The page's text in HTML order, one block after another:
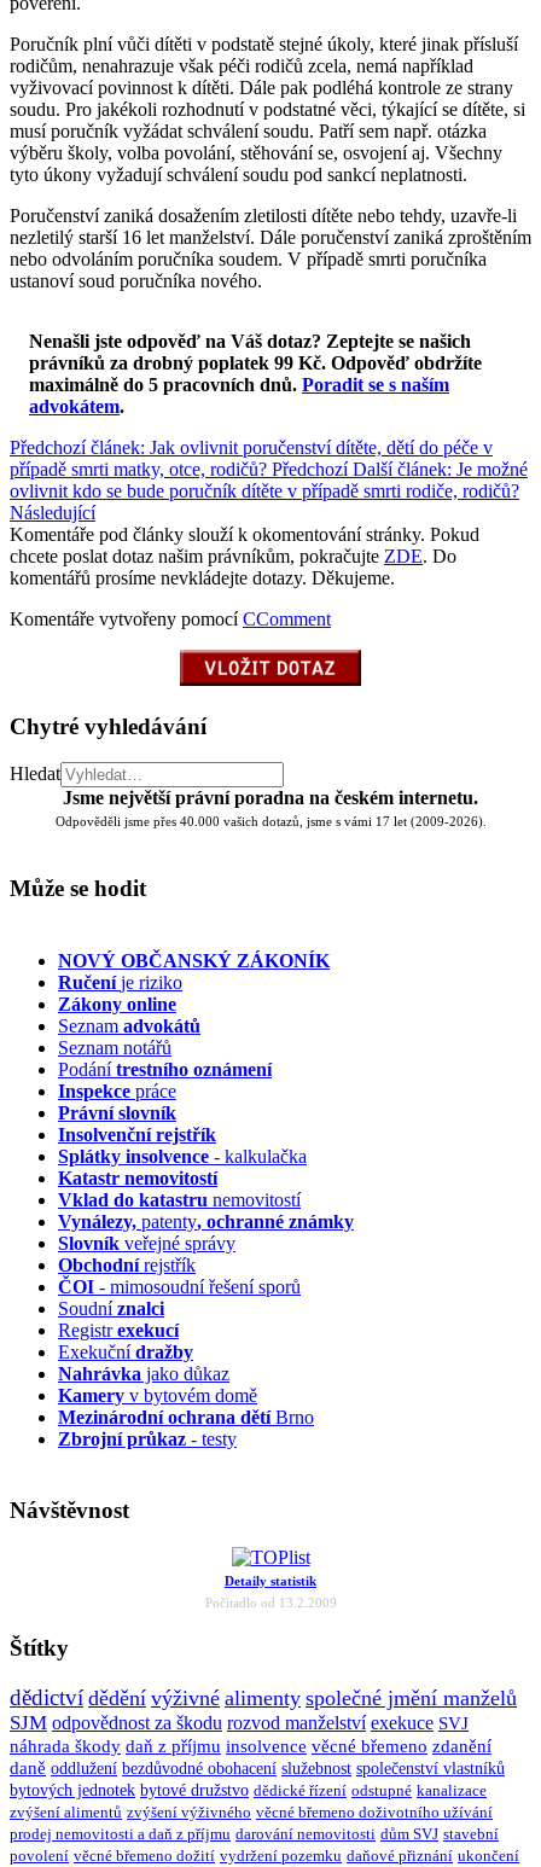
Poručník plní vůči dítěti v podstatě stejné úkoly, které jinak přísluší
rodičům, nenahrazuje však péči rodičů zcela, nemá například
vyživovací povinnost k dítěti. Dále pak podléhá kontrole ze strany
soudu. Pro jakékoli rozhodnutí v podstatné věci, týkající se dítěte, si
musí poručník vyžádat schválení soudu. Patří sem např. otázka
výběru školy, volba povolání, stěhování se, osvojení aj. Všechny
tyto úkony vyžadují schválení soudu pod sankcí neplatnosti.
Poručenství zaniká dosažením zletilosti dítěte nebo tehdy, uzavře-li
nezletilý starší 16 let manželství. Dále poručenství zaniká zproštěním
nebo odvoláním poručníka soudem. V případě smrti poručníka
ustanoví soud poručníka nového.
Nenašli jste odpověď na Váš dotaz? Zeptejte se našich
právníků za drobný poplatek 99 Kč. Odpověď obdržíte
maximálně do 5 pracovních dnů. Poradit se s naším
advokátem.
Předchozí článek: Jak ovlivnit poručenství dítěte, dětí do péče v
případě smrti matky, otce, rodičů? Předchozí Další článek: Je možné
ovlivnit kdo se bude poručník dítěte v případě smrti rodiče, rodičů?
Následující
Komentáře pod články slouží k okomentování stránky. Pokud
chcete poslat dotaz našim právníkům, pokračujte ZDE. Do
komentářů prosíme nevkládejte dotazy. Děkujeme.
Komentáře vytvořeny pomocíCComment
Chytré vyhledávání
Hledat
Jsme největší právní poradna na českém internetu.
Odpověděli jsme přes 40.000 vašich dotazů, jsme s vámi 17 let (2009-2026).
Může se hodit
NOVÝ OBČANSKÝ ZÁKONÍK
Ručeníje riziko
Zákony online
Seznam advokátů
Seznam notářů
Podánítrestního oznámení
Inspekce práce
Právní slovník
Insolvenčnírejstřík
Splátky insolvence - kalkulačka
Katastr nemovitostí
Vklad do katastru nemovitostí
Vynálezy, patenty, ochranné známky
Slovník veřejné správy
Obchodnírejstřík
ČOI - mimosoudní řešení sporů
Soudníznalci
Registrexekucí
Exekučnídražby
Nahrávka jako důkaz
Kamery v bytovém domě
Mezinárodní ochrana dětíBrno
Zbrojní průkaz - testy
Návštěvnost
Detaily statistik
Počítadlo od 13.2.2009
Štítky
dědictví dědění výživné alimenty společné jmění manželů
SJM odpovědnost za škodu rozvod manželství exekuce SVJ
náhrada škody daň z příjmu insolvence věcné břemeno zdanění
daně oddlužení bezdůvodné obohacení služebnost společenství vlastníků
bytových jednotek bytové družstvo dědické řízení odstupné kanalizace
zvýšení alimentů zvýšení výživného věcné břemeno doživotního užívání
prodej nemovitosti a daň z příjmu darování nemovitosti dům SVJ stavební
povolení věcné břemeno dožití vydržení pozemku daňové přiznání ukončení